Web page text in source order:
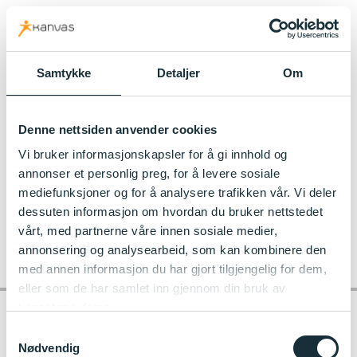
Samtykke Detaljer Om
Denne nettsiden anvender cookies
Vi bruker informasjonskapsler for å gi innhold og
annonser et personlig preg, for å levere sosiale
mediefunksjoner og for å analysere trafikken vår. Vi deler
dessuten informasjon om hvordan du bruker nettstedet
vårt, med partnerne våre innen sosiale medier,
annonsering og analysearbeid, som kan kombinere den
med annen informasjon du har gjort tilgjengelig for dem,
eller som de har samlet inn gjennom din bruk av
Nødvendig
kanvas.no
Nordlys